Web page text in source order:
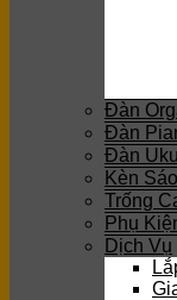
Đàn
Đàn
Đàn
Kèn Sáo
Trống
Phụ
Dịch Vụ